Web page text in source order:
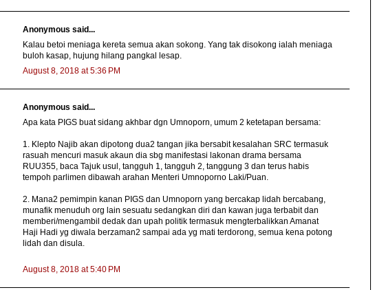
Anonymous said...
Kalau betoi meniaga kereta semua akan sokong. Yang tak disokong ialah meniaga
buloh kasap, hujung hilang pangkal lesap.
August 8, 2018 at 5:36 PM
Anonymous said...
Apa kata PIGS buat sidang akhbar dgn Umnoporn, umum 2 ketetapan bersama:
1. Klepto Najib akan dipotong dua2 tangan jika bersabit kesalahan SRC termasuk
rasuah mencuri masuk akaun dia sbg manifestasi lakonan drama bersama
RUU355, baca Tajuk usul, tangguh 1, tangguh 2, tanggung 3 dan terus habis
tempoh parlimen dibawah arahan Menteri Umnoporno Laki/Puan.
2. Mana2 pemimpin kanan PIGS dan Umnoporn yang bercakap lidah bercabang,
munafik menuduh org lain sesuatu sedangkan diri dan kawan juga terbabit dan
memberi/mengambil dedak dan upah politik termasuk mengterbalikkan Amanat
Haji Hadi yg diwala berzaman2 sampai ada yg mati terdorong, semua kena potong
lidah dan disula.
August 8, 2018 at 5:40 PM